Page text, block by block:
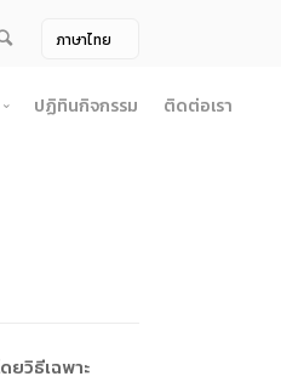
ปฏิทินกิจกรรม ติดต่อเรา
ยวิธีเฉพาะ